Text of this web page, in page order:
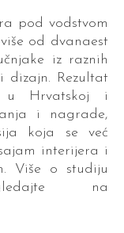
pod vodstvom
od dvanaest
iz raznih
dizajn. Rezultat
u Hrvatskoj i
i nagrade,
koja se već
interijera i
Više o studiju
na